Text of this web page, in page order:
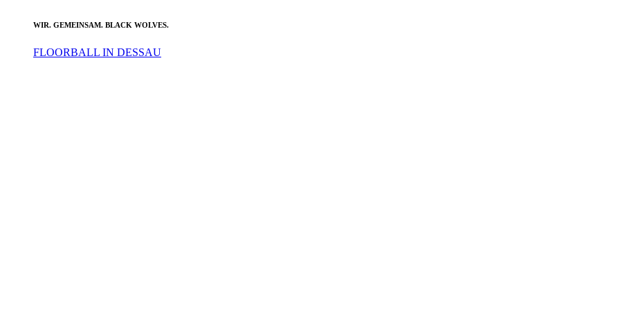
WIR. GEMEINSAM. BLACK WOLVES.
FLOORBALL IN DESSAU